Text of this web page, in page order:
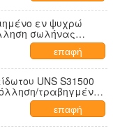
εν ψυχρώ
σωλήνας
σε 323.8mm OD
επαφή
UNS S31500
τραβηγμένος
χάλυβα
επαφή